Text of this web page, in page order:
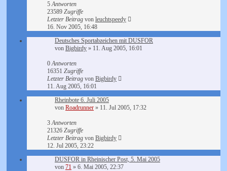
5Antworten
23589 Zugriffe
Letzter Beitrag von leuchtspeedy
16. Nov 2005, 16:48
Deutsches Sportabzeichen mit DUSFOR
von Bigbirdy » 11. Aug 2005, 16:01
0Antworten
16351 Zugriffe
Letzter Beitrag von Bigbirdy
11. Aug 2005, 16:01
Rheinbote 6. Juli 2005
von Roadrunner » 11. Jul 2005, 17:32
3Antworten
21326 Zugriffe
Letzter Beitrag von Bigbirdy
12. Jul 2005, 23:22
DUSFOR in Rheinischer Post, 5. Mai 2005
von 71 » 6. Mai 2005, 22:37